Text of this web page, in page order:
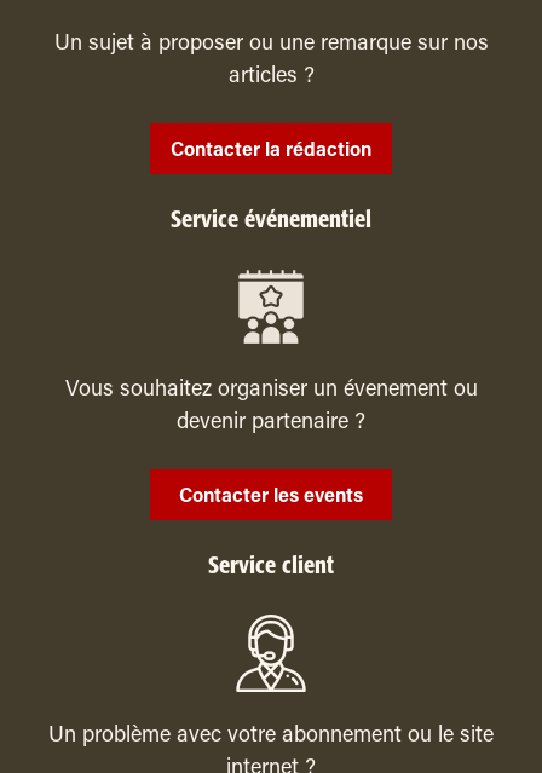
Un sujet à proposer ou une remarque sur nos
articles ?
Contacter la rédaction
Service événementiel
Vous souhaitez organiser un évenement ou
devenir partenaire ?
Contacter les events
Service client
Un problème avec votre abonnement ou le site